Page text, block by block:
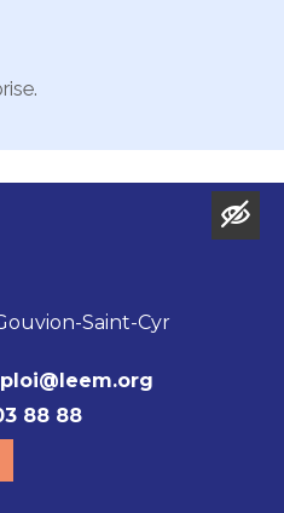
Saint-Cyr
88 88